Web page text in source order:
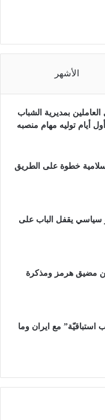
الأشهر
بمديرية الشباب
أيام توليه مهام منصبه
خطوة على الطريق
يقفل الباب على
مضيق هرمز ومذكرة
مع ايران وما